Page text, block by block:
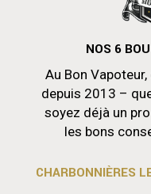
NOS 6
Au Bon
depuis 2013 –
soyez déjà un
les bons
CHARBONNIÈRES